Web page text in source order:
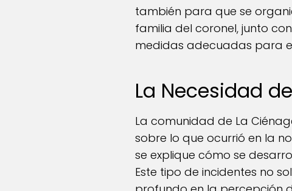
también para que se
familia del coronel, junto
medidas adecuadas para
La Necesidad
La comunidad de La
sobre lo que ocurrió en la
se explique cómo se
Este tipo de incidentes no